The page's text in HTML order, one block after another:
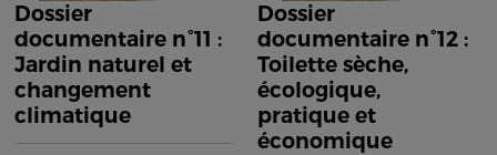
Dossier
documentaire n°11 :
Jardin naturel et
changement
climatique
Dossier
documentaire n°12 :
Toilette sèche,
écologique,
pratique et
économique